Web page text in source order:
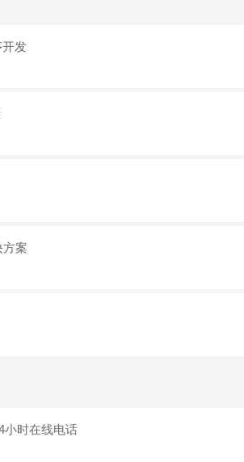
发
案
小时在线电话